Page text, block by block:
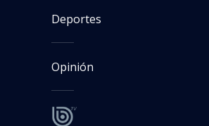
Deportes
Opinión